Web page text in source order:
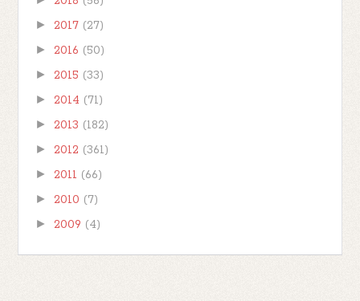
► 2017 (27)
► 2016 (50)
► 2015 (33)
► 2014 (71)
► 2013 (182)
► 2012 (361)
► 2011 (66)
► 2010 (7)
► 2009 (4)